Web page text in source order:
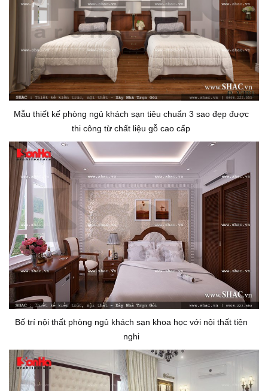
Mẫu thiết kế phòng ngủ khách sạn tiêu chuẩn 3 sao đẹp được
thi công từ chất liệu gỗ cao cấp
Bố trí nội thất phòng ngủ khách sạn khoa học với nội thất tiện
nghi